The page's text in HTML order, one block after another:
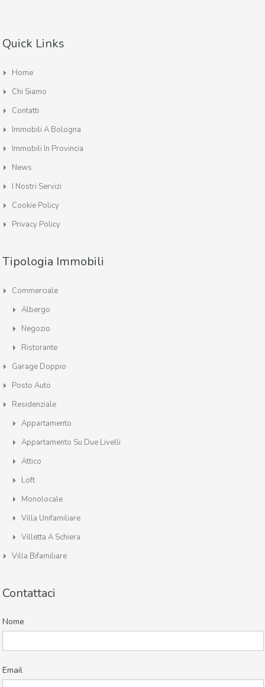
Quick Links
Home
Chi Siamo
Contatti
Immobili A Bologna
Immobili In Provincia
News
I Nostri Servizi
Cookie Policy
Privacy Policy
Tipologia Immobili
Commerciale
Albergo
Negozio
Ristorante
Garage Doppio
Posto Auto
Residenziale
Appartamento
Appartamento Su Due Livelli
Attico
Loft
Monolocale
Villa Unifamiliare
Villetta A Schiera
Villa Bifamiliare
Contattaci
Nome
Email